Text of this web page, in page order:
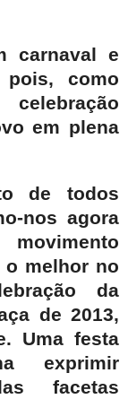
carnaval e
como
em plena
de todos
nos agora
melhor no
da
de 2013,
Uma festa
exprimir
facetas